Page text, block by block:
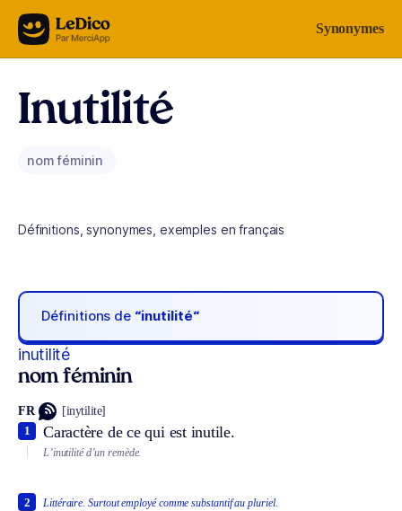
Aller au contenu Synonymes
Inutilité
nom féminin
Définitions, synonymes, exemples en français
Définitions de “inutilité“
inutilité
nom féminin
FR [inytilite]
Caractère de ce qui est inutile.
1
L’inutilité d’un remède.
Littéraire. Surtout employé comme substantif au pluriel.
2